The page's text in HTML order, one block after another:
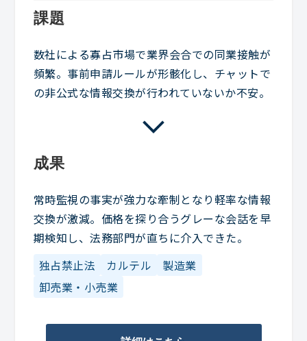
課題
数社による寡占市場で業界会合での同業接触が
頻繁。事前申請ルールが形骸化し、チャットで
の非公式な情報交換が行われていないか不安。
成果
常時監視の事実が強力な牽制となり軽率な情報
交換が激減。価格を探り合うグレーな会話を早
期検知し、法務部門が直ちに介入できた。
独占禁止法
カルテル
製造業
卸売業・小売業